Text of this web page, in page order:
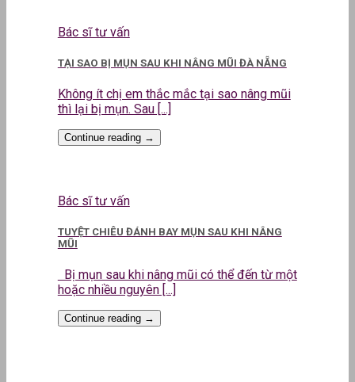
Bác sĩ tư vấn
TẠI SAO BỊ MỤN SAU KHI NÂNG MŨI ĐÀ NẴNG
Không ít chị em thắc mắc tại sao nâng mũi
thì lại bị mụn. Sau [...]
Continue reading →
Bác sĩ tư vấn
TUYỆT CHIÊU ĐÁNH BAY MỤN SAU KHI NÂNG
MŨI
Bị mụn sau khi nâng mũi có thể đến từ một
hoặc nhiều nguyên [...]
Continue reading →